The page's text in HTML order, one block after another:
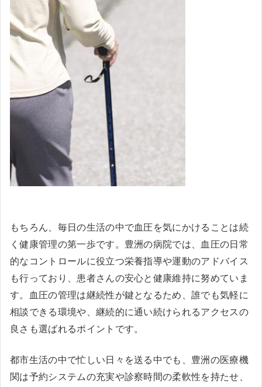
もちろん、毎日の生活の中で血圧を気にかけることは続
く健康管理の第一歩です。豊洲の病院では、血圧の日常
的なコントロールに役立つ栄養指導や運動のアドバイス
も行っており、患者さんの安心と健康維持に努めていま
す。血圧の管理は継続性が鍵となるため、誰でも気軽に
相談できる環境や、継続的に通い続けられるアクセスの
良さも選ばれるポイントです。
都市生活の中で忙しい日々を送る中でも、豊洲の医療機
関は予約システムの充実や診察時間の柔軟性を持たせ、